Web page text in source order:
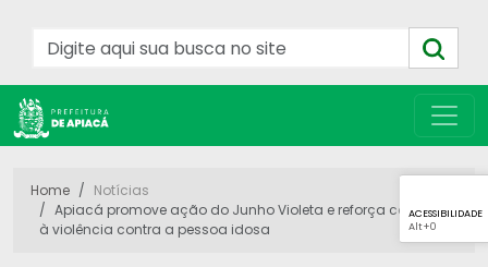
ACESSIBILIDADE
Alt+0
Home
Notícias
Apiacá promove ação do Junho Violeta e reforça combate
à violência contra a pessoa idosa